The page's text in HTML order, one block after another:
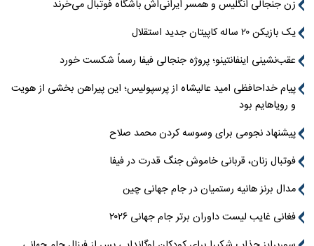
زن جنجالی انگلیس و همسر ایرانی‌اش باشگاه فوتبال می‌خرند
یک بازیکن ۲۰ ساله کاپیتان جدید استقلال
عقب‌نشینی اینفانتینو؛ پروژه جنجالی فیفا رسماً شکست خورد
پیام خداحافظی امید عالیشاه از پرسپولیس؛ این پیراهن بخشی از هویت
و رویاهایم بود
پیشنهاد نجومی برای وسوسه کردن محمد صلاح
فوتبال زنان، قربانی خاموش جنگ قدرت در فیفا
مدال برنز هانیه رستمیان در جام جهانی چین
فغانی غایب لیست داوران برتر جام جهانی ۲۰۲۶